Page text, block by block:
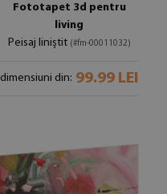
Fototapet 3d pentru
living
Peisaj liniștit (#fm-00011032)
dimensiuni din: 99.99 LEI